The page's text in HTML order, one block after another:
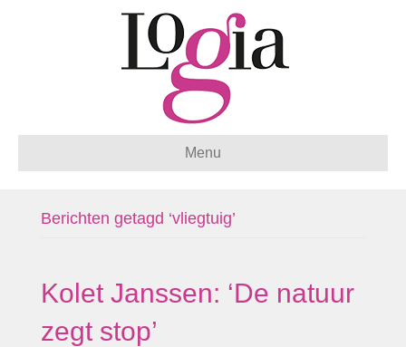
Menu
Berichten getagd ‘vliegtuig’
Kolet Janssen: ‘De natuur
zegt stop’